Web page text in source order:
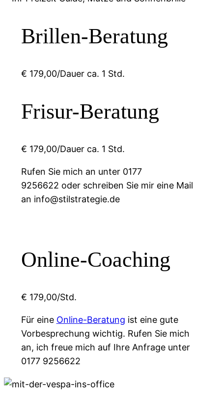
Brillen-Beratung
€ 179,00/Dauer ca. 1 Std.
Frisur-Beratung
€ 179,00/Dauer ca. 1 Std.
Rufen Sie mich an unter 0177
9256622 oder schreiben Sie mir eine Mail
an info@stilstrategie.de
Online-Coaching
€ 179,00/Std.
Für eine Online-Beratung ist eine gute
Vorbesprechung wichtig. Rufen Sie mich
an, ich freue mich auf Ihre Anfrage unter
0177 9256622